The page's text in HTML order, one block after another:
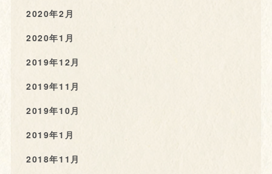
2020年2月
2020年1月
2019年12月
2019年11月
2019年10月
2019年1月
2018年11月